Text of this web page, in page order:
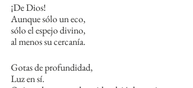
¡De Dios!
Aunque sólo un eco,
sólo el espejo divino,
al menos su cercanía.
Gotas de profundidad,
Luz en sí.